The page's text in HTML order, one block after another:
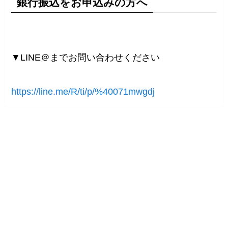
▼LINE＠までお問い合わせください
https://line.me/R/ti/p/%40071mwgdj